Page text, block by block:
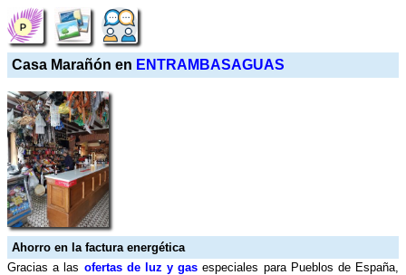
Casa Marañón en ENTRAMBASAGUAS
Ahorro en la factura energética
Gracias a las ofertas de luz y gas especiales para Pueblos de España,